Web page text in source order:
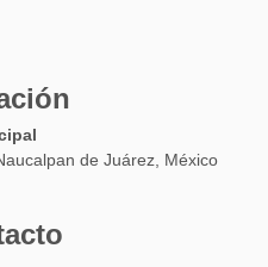
de Juárez, México